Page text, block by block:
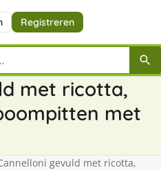
Registreren
met ricotta,
met
gevuld met ricotta,